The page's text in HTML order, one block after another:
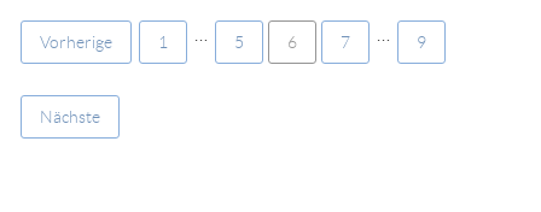
Vorherige 1 5 6 7 9
Nächste